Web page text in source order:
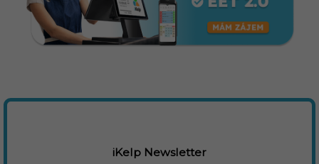
iKelp Newsletter